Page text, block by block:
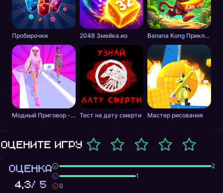
Пробирочки 2048 Змейка.ио Banana Kong Приключение
Модный Приговор - Одевалки для Девочек Тест на дату смерти Мастер рисования
Оцените игру
ОЦЕНКА
4,3/ 5
2
1
0